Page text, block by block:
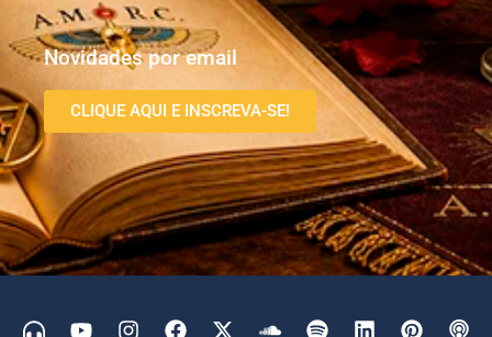
Novidades por email
CLIQUE AQUI E INSCREVA-SE!